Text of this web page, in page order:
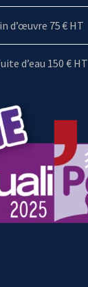
d’œuvre 75 € HT
d’eau 150 € HT